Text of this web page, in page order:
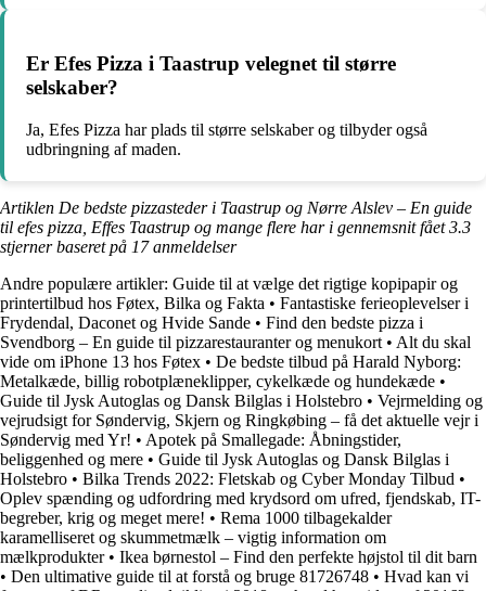
Er Efes Pizza i Taastrup velegnet til større
selskaber?
Ja, Efes Pizza har plads til større selskaber og tilbyder også
udbringning af maden.
Artiklen De bedste pizzasteder i Taastrup og Nørre Alslev – En guide
til efes pizza, Effes Taastrup og mange flere har i gennemsnit fået3.3
stjerner baseret på 17anmeldelser
Andre populære artikler: Guide til at vælge det rigtige kopipapir og
printertilbud hos Føtex, Bilka og Fakta • Fantastiske ferieoplevelser i
Frydendal, Daconet og Hvide Sande • Find den bedste pizza i
Svendborg – En guide til pizzarestauranter og menukort • Alt du skal
vide om iPhone 13 hos Føtex • De bedste tilbud på Harald Nyborg:
Metalkæde, billig robotplæneklipper, cykelkæde og hundekæde •
Guide til Jysk Autoglas og Dansk Bilglas i Holstebro • Vejrmelding og
vejrudsigt for Søndervig, Skjern og Ringkøbing – få det aktuelle vejr i
Søndervig med Yr! • Apotek på Smallegade: Åbningstider,
beliggenhed og mere • Guide til Jysk Autoglas og Dansk Bilglas i
Holstebro • Bilka Trends 2022: Fletskab og Cyber Monday Tilbud •
Oplev spænding og udfordring med krydsord om ufred, fjendskab, IT-
begreber, krig og meget mere! • Rema 1000 tilbagekalder
karamelliseret og skummetmælk – vigtig information om
mælkprodukter• Ikea børnestol – Find den perfekte højstol til dit barn
• Den ultimative guide til at forstå og bruge 81726748 • Hvad kan vi